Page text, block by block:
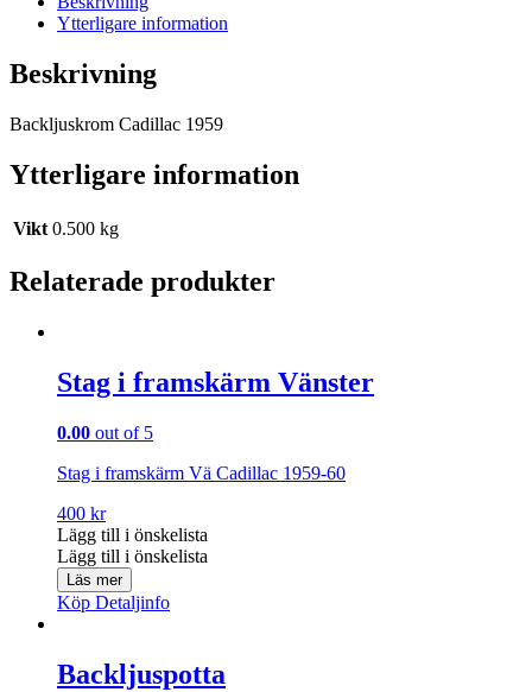
Ytterligare information
Beskrivning
Backljuskrom Cadillac 1959
Ytterligare information
Vikt 0.500 kg
Relaterade produkter
Stag i framskärm Vänster
0.00 out of 5
Stag i framskärm Vä Cadillac 1959-60
400 kr
Lägg till i önskelista
Lägg till i önskelista
Läs mer
Köp Detaljinfo
Backljuspotta